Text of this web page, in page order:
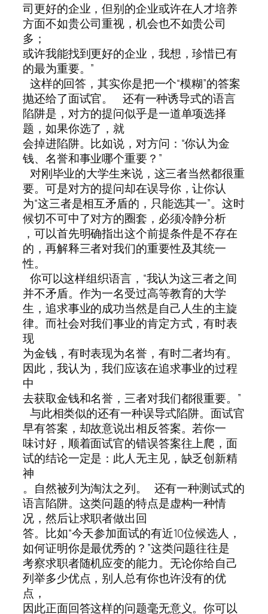
司更好的企业，但别的企业或许在人才培养
方面不如贵公司重视，机会也不如贵公司
多；
或许我能找到更好的企业，我想，珍惜已有
的最为重要。”
这样的回答，其实你是把一个“模糊”的答案
抛还给了面试官。 还有一种诱导式的语言
陷阱是，对方的提问似乎是一道单项选择
题，如果你选了，就
会掉进陷阱。比如说，对方问：“你认为金
钱、名誉和事业哪个重要？”
对刚毕业的大学生来说，这三者当然都很重
要。可是对方的提问却在误导你，让你认
为“这三者是相互矛盾的，只能选其一”。这时
候切不可中了对方的圈套，必须冷静分析
，可以首先明确指出这个前提条件是不存在
的，再解释三者对我们的重要性及其统一
性。
你可以这样组织语言，“我认为这三者之间
并不矛盾。作为一名受过高等教育的大学
生，追求事业的成功当然是自己人生的主旋
律。而社会对我们事业的肯定方式，有时表
现
为金钱，有时表现为名誉，有时二者均有。
因此，我认为，我们应该在追求事业的过程
中
去获取金钱和名誉，三者对我们都很重要。”
与此相类似的还有一种误导式陷阱。面试官
早有答案，却故意说出相反答案。若你一
味讨好，顺着面试官的错误答案往上爬，面
试的结论一定是：此人无主见，缺乏创新精
神
。自然被列为淘汰之列。 还有一种测试式的
语言陷阱。这类问题的特点是虚构一种情
况，然后让求职者做出回
答。比如“今天参加面试的有近10位候选人，
如何证明你是最优秀的？”这类问题往往是
考察求职者随机应变的能力。无论你给自己
列举多少优点，别人总有你也许没有的优
点，
因此正面回答这样的问题毫无意义。你可以